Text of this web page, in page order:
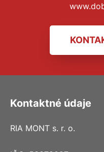
Kontaktné údaje
RIA MONT s. r. o.